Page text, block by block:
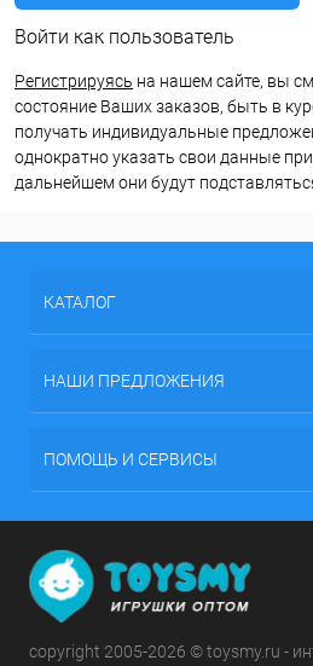
Войти как пользователь
Регистрируясь на нашем сайте, вы
состояние Ваших заказов, быть в
получать индивидуальные
однократно указать свои данные
дальнейшем они будут
КАТАЛОГ
НАШИ ПРЕДЛОЖЕНИЯ
ПОМОЩЬ И СЕРВИСЫ
copyright 2005-2026 © toysmy.ru -